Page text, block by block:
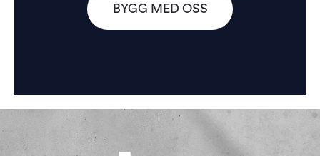
BYGG MED OSS